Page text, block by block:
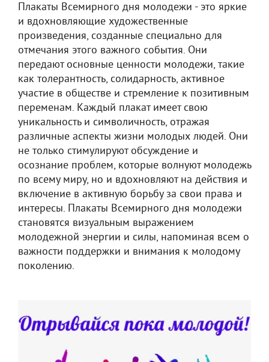
Плакаты Всемирного дня молодежи - это яркие
и вдохновляющие художественные
произведения, созданные специально для
отмечания этого важного события. Они
передают основные ценности молодежи, такие
как толерантность, солидарность, активное
участие в обществе и стремление к позитивным
переменам. Каждый плакат имеет свою
уникальность и символичность, отражая
различные аспекты жизни молодых людей. Они
не только стимулируют обсуждение и
осознание проблем, которые волнуют молодежь
по всему миру, но и вдохновляют на действия и
включение в активную борьбу за свои права и
интересы. Плакаты Всемирного дня молодежи
становятся визуальным выражением
молодежной энергии и силы, напоминая всем о
важности поддержки и внимания к молодому
поколению.